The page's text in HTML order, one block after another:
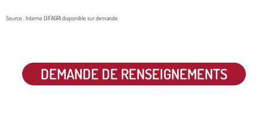
Source : Interne DIFAGRI disponible sur demande
DEMANDE DE RENSEIGNEMENTS